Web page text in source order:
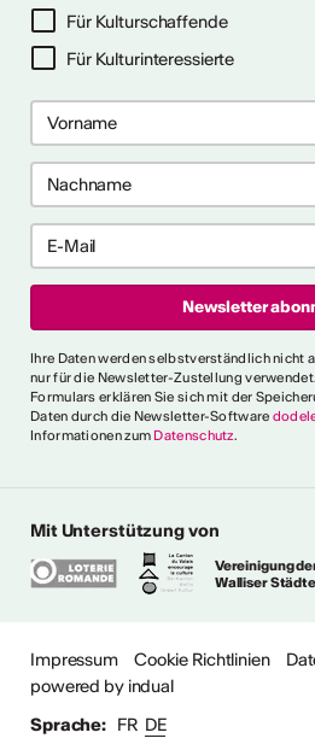
abonnieren
Für Kulturschaffende
Für Kulturinteressierte
Ihre Daten werden selbstverständlich nicht
nur für die Newsletter-Zustellung
Formulars erklären Sie sich mit der
Daten durch die Newsletter-Software
Informationen zum Datenschutz.
Mit Unterstützung von
Vereinigung
Walliser Städte
Impressum Cookie Richtlinien
powered by indual
Sprache: FR DE